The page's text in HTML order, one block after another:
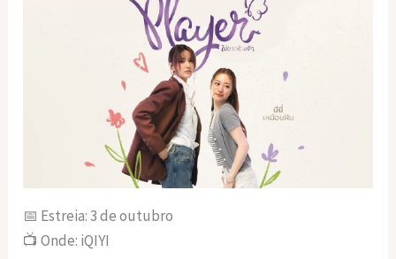
📅 Estreia: 3 de outubro
📺 Onde: iQIYI